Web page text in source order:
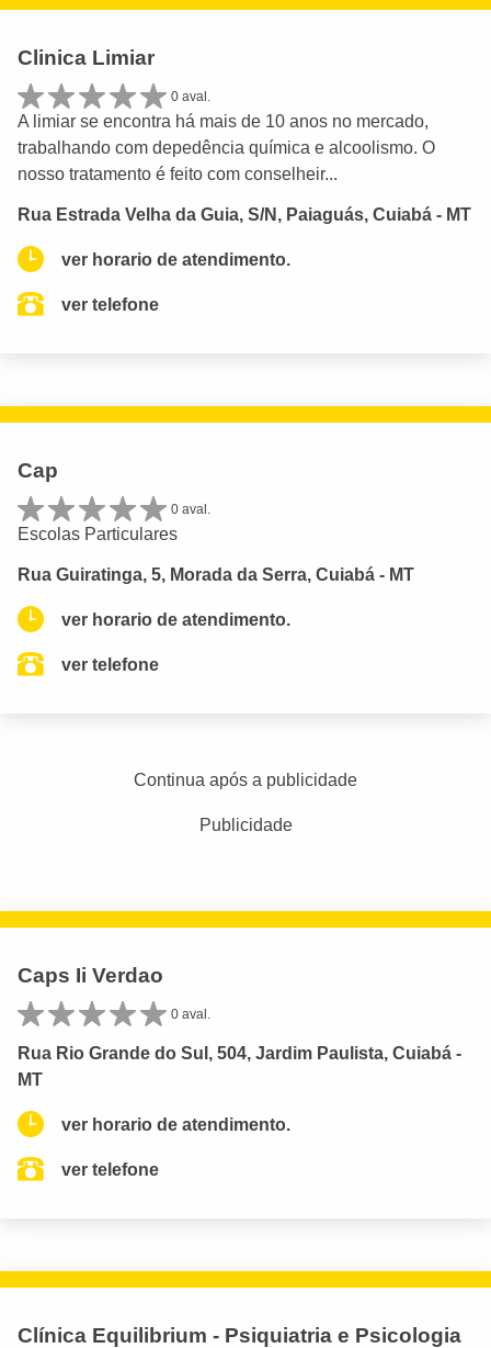
Clinica Limiar
0 aval.
A limiar se encontra há mais de 10 anos no mercado,
trabalhando com depedência química e alcoolismo. O
nosso tratamento é feito com conselheir...
Rua Estrada Velha da Guia, S/N, Paiaguás, Cuiabá - MT
ver horario de atendimento.
ver telefone
Cap
0 aval.
Escolas Particulares
Rua Guiratinga, 5, Morada da Serra, Cuiabá - MT
ver horario de atendimento.
ver telefone
Continua após a publicidade
Publicidade
Caps Ii Verdao
0 aval.
Rua Rio Grande do Sul, 504, Jardim Paulista, Cuiabá -
MT
ver horario de atendimento.
ver telefone
Clínica Equilibrium - Psiquiatria e Psicologia